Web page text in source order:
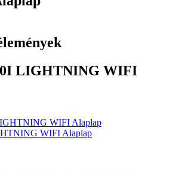
LIGHTNING WIFI
WIFI Alaplap